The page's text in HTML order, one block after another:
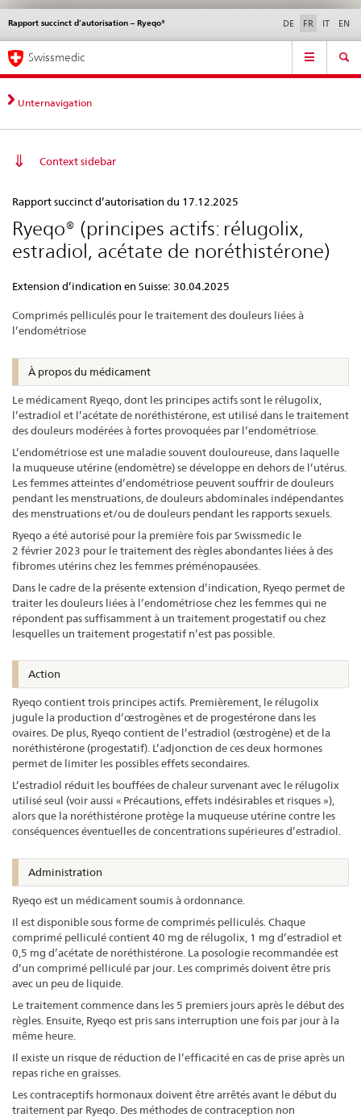
Navigation
directe:
actualités,
bases
contact
Actualités & Mises à
normes
Contact | Support &
aide
Rapport succinct d’autorisation – Ryeqo® DE FR IT EN
Service
Navigation
Swissmedic
Unternavigation
Context sidebar
succinct
d’autorisation
–
Ryeqo®
Rapport succinct d’autorisation du 17.12.2025
Ryeqo® (principes actifs: rélugolix,
estradiol, acétate de noréthistérone)
Extension d’indication en Suisse: 30.04.2025
Comprimés pelliculés pour le traitement des douleurs liées à
l’endométriose
À propos du médicament
Le médicament Ryeqo, dont les principes actifs sont le rélugolix,
l’estradiol et l’acétate de noréthistérone, est utilisé dans le traitement
des douleurs modérées à fortes provoquées par l’endométriose.
L’endométriose est une maladie souvent douloureuse, dans laquelle
la muqueuse utérine (endomètre) se développe en dehors de l’utérus.
Les femmes atteintes d’endométriose peuvent souffrir de douleurs
pendant les menstruations, de douleurs abdominales indépendantes
des menstruations et/ou de douleurs pendant les rapports sexuels.
Ryeqo a été autorisé pour la première fois par Swissmedic le
2 février 2023 pour le traitement des règles abondantes liées à des
fibromes utérins chez les femmes préménopausées.
Dans le cadre de la présente extension d’indication, Ryeqo permet de
traiter les douleurs liées à l’endométriose chez les femmes qui ne
répondent pas suffisamment à un traitement progestatif ou chez
lesquelles un traitement progestatif n’est pas possible.
Action
Ryeqo contient trois principes actifs. Premièrement, le rélugolix
jugule la production d’œstrogènes et de progestérone dans les
ovaires. De plus, Ryeqo contient de l’estradiol (œstrogène) et de la
noréthistérone (progestatif). L’adjonction de ces deux hormones
permet de limiter les possibles effets secondaires.
L’estradiol réduit les bouffées de chaleur survenant avec le rélugolix
utilisé seul (voir aussi « Précautions, effets indésirables et risques »),
alors que la noréthistérone protège la muqueuse utérine contre les
conséquences éventuelles de concentrations supérieures d’estradiol.
Administration
Ryeqo est un médicament soumis à ordonnance.
Il est disponible sous forme de comprimés pelliculés. Chaque
comprimé pelliculé contient 40 mg de rélugolix, 1 mg d’estradiol et
0,5 mg d’acétate de noréthistérone. La posologie recommandée est
d’un comprimé pelliculé par jour. Les comprimés doivent être pris
avec un peu de liquide.
Le traitement commence dans les 5 premiers jours après le début des
règles. Ensuite, Ryeqo est pris sans interruption une fois par jour à la
même heure.
Il existe un risque de réduction de l’efficacité en cas de prise après un
repas riche en graisses.
Les contraceptifs hormonaux doivent être arrêtés avant le début du
traitement par Ryeqo. Des méthodes de contraception non